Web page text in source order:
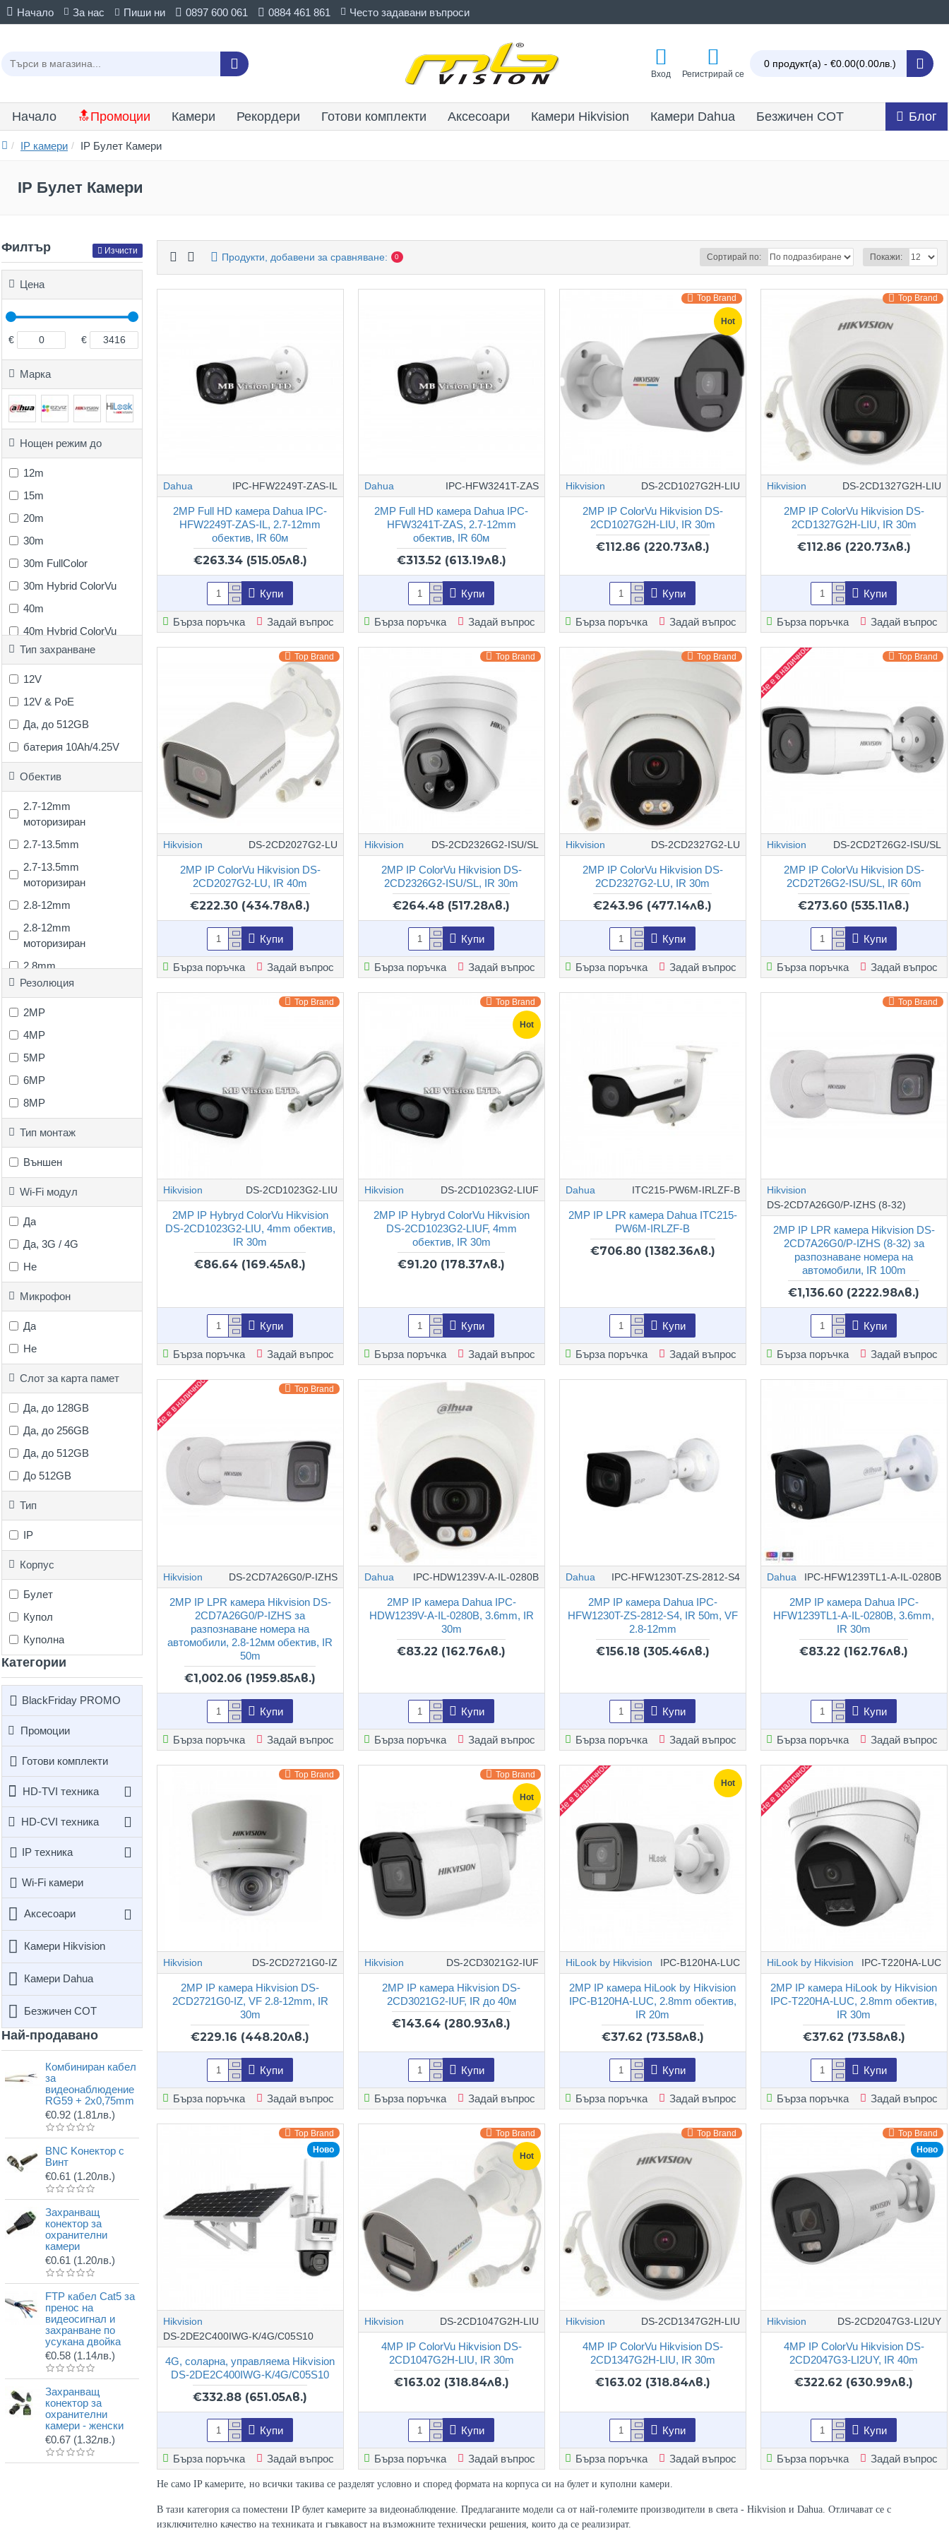
Начало За нас Пиши ни 0897 600 061 0884 461 861 Често задавани въпроси
Вход Регистрирай се
0 продукт(а) - €0.00(0.00лв.)
Начало 🔝Промоции Камери Рекордери Готови комплекти Аксесоари Камери Hikvision Камери Dahua Безжичен СОТ Блог
IP камери IP Булет Камери
IP Булет Камери
Филтър Изчисти
Цена
€ €
Марка
Нощен режим до
12m
15m
20m
30m
30m FullColor
30m Hybrid ColorVu
40m
40m Hybrid ColorVu
50m
50m Hybrid ColorVu
60m
60m Dual Light
80m
80m Hybrid ColorVu
80m Hyrbid ColorVu
100m
Тип захранване
12V
12V & PoE
Да, до 512GB
батерия 10Ah/4.25V
Обектив
2.7-12mm
моторизиран
2.7-13.5mm
2.7-13.5mm
моторизиран
2.8-12mm
2.8-12mm
моторизиран
2.8mm
3.6mm
4mm
8-32mm моторизиран
Резолюция
2MP
4MP
5MP
6MP
8MP
Тип
IP
Корпус
Булет
Купол
Куполна
Тип монтаж
Външен
Wi-Fi модул
Да
Да, 3G / 4G
Не
Микрофон
Да
Не
Слот за карта памет
Да, до 128GB
Да, до 256GB
Да, до 512GB
До 512GB
Категории
BlackFriday PROMO
Промоции
Готови комплекти
HD-TVI техника
HD-CVI техника
IP техника
Wi-Fi камери
Аксесоари
Камери Hikvision
Камери Dahua
Безжичен СОТ
Най-продавано
Комбиниран кабел
за
видеонаблюдение
RG59 + 2x0,75mm
€0.92 (1.81лв.)
BNC Kонектор с
Винт
€0.61 (1.20лв.)
Захранващ
конектор за
охранителни
камери
€0.61 (1.20лв.)
FTP кабел Cat5 за
пренос на
видеосигнал и
захранване по
усукана двойка
€0.58 (1.14лв.)
Захранващ
конектор за
охранителни
камери - женски
€0.67 (1.32лв.)
Не само IP камерите, но всички такива се разделят условно и според формата на корпуса си на булет и куполни камери.
В тази категория са поместени IP булет камерите за видеонаблюдение. Предлаганите модели са от най-големите производители в света - Hikvision и Dahua. Отличават се с
изключително качество на техниката и гъвкавост на възможните технически решения, които да се реализират.
Продукти, добавени за сравняване: 0 Сортирай по: Покажи:
Dahua IPC-HFW2249T-ZAS-IL
2MP Full HD камера Dahua IPC-
HFW2249T-ZAS-IL, 2.7-12mm
обектив, IR 60м
€263.34 (515.05лв.)
Купи
Бърза поръчка Задай въпрос
Dahua IPC-HFW3241T-ZAS
2MP Full HD камера Dahua IPC-
HFW3241T-ZAS, 2.7-12mm
обектив, IR 60м
€313.52 (613.19лв.)
Купи
Бърза поръчка Задай въпрос
Hot
Top Brand
Hikvision DS-2CD1027G2H-LIU
2MP IP ColorVu Hikvision DS-
2CD1027G2H-LIU, IR 30m
€112.86 (220.73лв.)
Купи
Бърза поръчка Задай въпрос
Top Brand
Hikvision DS-2CD1327G2H-LIU
2MP IP ColorVu Hikvision DS-
2CD1327G2H-LIU, IR 30m
€112.86 (220.73лв.)
Купи
Бърза поръчка Задай въпрос
Top Brand
Hikvision DS-2CD2027G2-LU
2MP IP ColorVu Hikvision DS-
2CD2027G2-LU, IR 40m
€222.30 (434.78лв.)
Купи
Бърза поръчка Задай въпрос
Top Brand
Hikvision DS-2CD2326G2-ISU/SL
2MP IP ColorVu Hikvision DS-
2CD2326G2-ISU/SL, IR 30m
€264.48 (517.28лв.)
Купи
Бърза поръчка Задай въпрос
Top Brand
Hikvision DS-2CD2327G2-LU
2MP IP ColorVu Hikvision DS-
2CD2327G2-LU, IR 30m
€243.96 (477.14лв.)
Купи
Бърза поръчка Задай въпрос
Top Brand
Не е в наличност
Hikvision DS-2CD2T26G2-ISU/SL
2MP IP ColorVu Hikvision DS-
2CD2T26G2-ISU/SL, IR 60m
€273.60 (535.11лв.)
Купи
Бърза поръчка Задай въпрос
Top Brand
Hikvision DS-2CD1023G2-LIU
2MP IP Hybryd ColorVu Hikvision
DS-2CD1023G2-LIU, 4mm обектив,
IR 30m
€86.64 (169.45лв.)
Купи
Бърза поръчка Задай въпрос
Hot
Top Brand
Hikvision DS-2CD1023G2-LIUF
2MP IP Hybryd ColorVu Hikvision
DS-2CD1023G2-LIUF, 4mm
обектив, IR 30m
€91.20 (178.37лв.)
Купи
Бърза поръчка Задай въпрос
Dahua ITC215-PW6M-IRLZF-B
2MP IP LPR камера Dahua ITC215-
PW6M-IRLZF-B
€706.80 (1382.36лв.)
Купи
Бърза поръчка Задай въпрос
Top Brand
Hikvision
DS-2CD7A26G0/P-IZHS (8-32)
2MP IP LPR камера Hikvision DS-
2CD7A26G0/P-IZHS (8-32) за
разпознаване номера на
автомобили, IR 100m
€1,136.60 (2222.98лв.)
Купи
Бърза поръчка Задай въпрос
Top Brand
Не е в наличност
Hikvision DS-2CD7A26G0/P-IZHS
2MP IP LPR камера Hikvision DS-
2CD7A26G0/P-IZHS за
разпознаване номера на
автомобили, 2.8-12мм обектив, IR
50m
€1,002.06 (1959.85лв.)
Купи
Бърза поръчка Задай въпрос
Dahua IPC-HDW1239V-A-IL-0280B
2MP IP камера Dahua IPC-
HDW1239V-A-IL-0280B, 3.6mm, IR
30m
€83.22 (162.76лв.)
Купи
Бърза поръчка Задай въпрос
Dahua IPC-HFW1230T-ZS-2812-S4
2MP IP камера Dahua IPC-
HFW1230T-ZS-2812-S4, IR 50m, VF
2.8-12mm
€156.18 (305.46лв.)
Купи
Бърза поръчка Задай въпрос
Dahua IPC-HFW1239TL1-A-IL-0280B
2MP IP камера Dahua IPC-
HFW1239TL1-A-IL-0280B, 3.6mm,
IR 30m
€83.22 (162.76лв.)
Купи
Бърза поръчка Задай въпрос
Top Brand
Hikvision DS-2CD2721G0-IZ
2MP IP камера Hikvision DS-
2CD2721G0-IZ, VF 2.8-12mm, IR
30m
€229.16 (448.20лв.)
Купи
Бърза поръчка Задай въпрос
Hot
Top Brand
Hikvision DS-2CD3021G2-IUF
2MP IP камера Hikvision DS-
2CD3021G2-IUF, IR до 40м
€143.64 (280.93лв.)
Купи
Бърза поръчка Задай въпрос
Hot
Не е в наличност
HiLook by Hikvision IPC-B120HA-LUC
2MP IP камера HiLook by Hikvision
IPC-B120HA-LUC, 2.8mm обектив,
IR 20m
€37.62 (73.58лв.)
Купи
Бърза поръчка Задай въпрос
Не е в наличност
HiLook by Hikvision IPC-T220HA-LUC
2MP IP камера HiLook by Hikvision
IPC-T220HA-LUC, 2.8mm обектив,
IR 30m
€37.62 (73.58лв.)
Купи
Бърза поръчка Задай въпрос
Ново
Top Brand
Hikvision
DS-2DE2C400IWG-K/4G/C05S10
4G, соларна, управляема Hikvision
DS-2DE2C400IWG-K/4G/C05S10
€332.88 (651.05лв.)
Купи
Бърза поръчка Задай въпрос
Hot
Top Brand
Hikvision DS-2CD1047G2H-LIU
4MP IP ColorVu Hikvision DS-
2CD1047G2H-LIU, IR 30m
€163.02 (318.84лв.)
Купи
Бърза поръчка Задай въпрос
Top Brand
Hikvision DS-2CD1347G2H-LIU
4MP IP ColorVu Hikvision DS-
2CD1347G2H-LIU, IR 30m
€163.02 (318.84лв.)
Купи
Бърза поръчка Задай въпрос
Ново
Top Brand
Hikvision DS-2CD2047G3-LI2UY
4MP IP ColorVu Hikvision DS-
2CD2047G3-LI2UY, IR 40m
€322.62 (630.99лв.)
Купи
Бърза поръчка Задай въпрос